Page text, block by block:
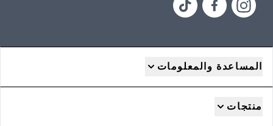
المساعدة والمعلومات
منتجات